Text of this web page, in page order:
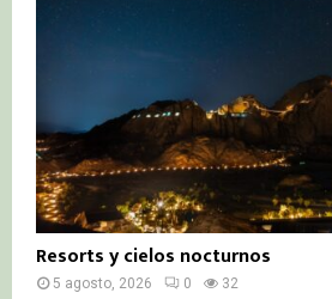
Resorts y cielos nocturnos
5 agosto, 2026 0 32